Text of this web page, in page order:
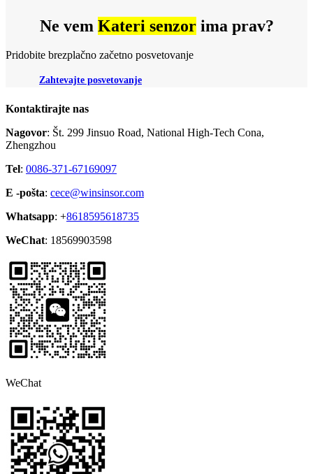
Ne vem Kateri senzorima prav?
Pridobite brezplačno začetno posvetovanje
Zahtevajte posvetovanje
Kontaktirajte nas
Nagovor: Št. 299 Jinsuo Road, National High-Tech Cona,
Zhengzhou
Tel: 0086-371-67169097
E -pošta: cece@winsinsor.com
Whatsapp: +8618595618735
WeChat: 18569903598
WeChat